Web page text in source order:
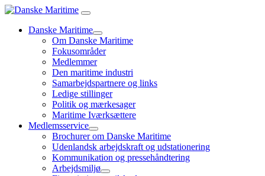
Danske Maritime
Om Danske Maritime
Fokusområder
Medlemmer
Den maritime industri
Samarbejdspartnere og links
Ledige stillinger
Politik og mærkesager
Maritime Iværksættere
Medlemsservice
Brochurer om Danske Maritime
Udenlandsk arbejdskraft og udstationering
Kommunikation og pressehåndtering
Arbejdsmiljø